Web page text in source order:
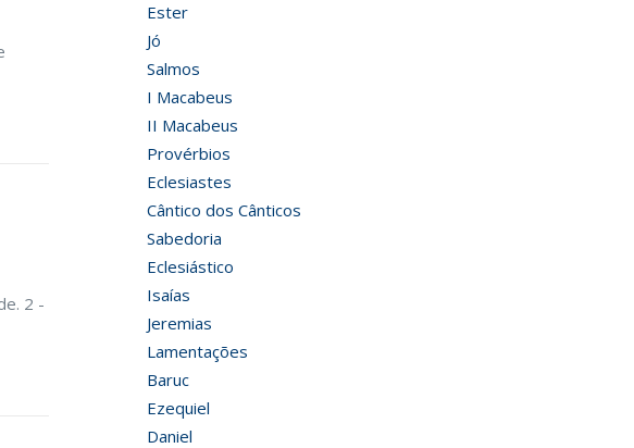
2 -
Ester
Jó
Salmos
I Macabeus
II Macabeus
Provérbios
Eclesiastes
Cântico dos Cânticos
Sabedoria
Eclesiástico
Isaías
Jeremias
Lamentações
Baruc
Ezequiel
Daniel